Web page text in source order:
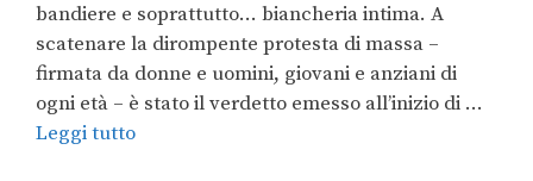
bandiere e soprattutto… biancheria intima. A
scatenare la dirompente protesta di massa –
firmata da donne e uomini, giovani e anziani di
ogni età – è stato il verdetto emesso all’inizio di …
Leggi tutto